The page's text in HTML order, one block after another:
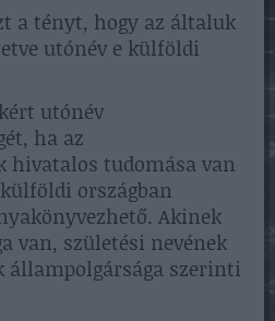
a tényt, hogy az általuk
utónév e külföldi
utónév
ha az
hivatalos tudomása van
országban
Akinek
van, születési nevének
állampolgársága szerinti